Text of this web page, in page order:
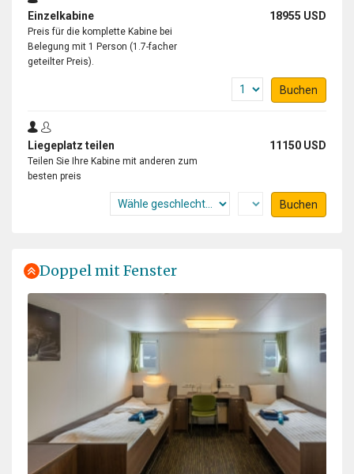
Thanks to a great expedition plan, luck in the weather,
and an absolutely incredible expedition team, we had
the experience of a lifetime. Every day was a unique
experience, and every single day was absolutely
fantastic. I saw a lot of amazing places, but this
Einzelkabine 18955 USD
Preis für die komplette Kabine bei
Belegung mit 1 Person (1.7-facher
geteilter Preis).
Buchen
Liegeplatz teilen 11150 USD
Teilen Sie Ihre Kabine mit anderen zum
besten preis
Buchen
Doppel mit Fenster